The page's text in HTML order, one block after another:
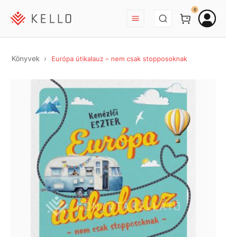
BEJELENTKEZÉS
0
Könyvek Európa útikalauz – nem csak stopposoknak